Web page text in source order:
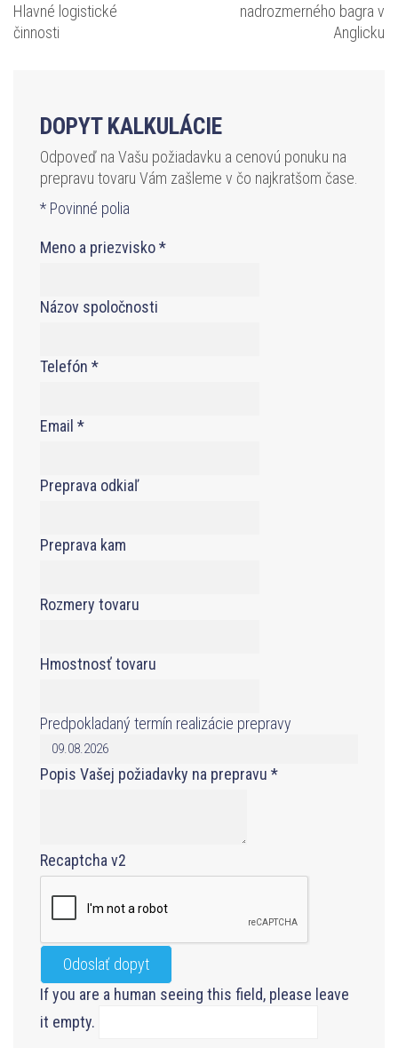
Hlavné logistické
činnosti
nadrozmerného bagra v
Anglicku
DOPYT KALKULÁCIE
Odpoveď na Vašu požiadavku a cenovú ponuku na
prepravu tovaru Vám zašleme v čo najkratšom čase.
* Povinné polia
Meno a priezvisko*
Názov spoločnosti
Telefón *
Email *
Preprava odkiaľ
Preprava kam
Rozmery tovaru
Hmostnosť tovaru
Predpokladaný termín realizácie prepravy
Popis Vašej požiadavky na prepravu *
Recaptcha v2
If you are a human seeing this field, please leave
it empty.